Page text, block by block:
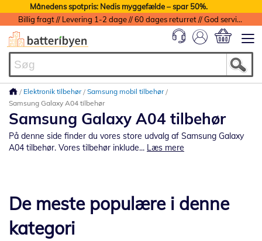
Månedens spotpris: Nedis myggefælde – spar 50%.
Billig fragt // Levering 1-2 dage // 60 dages returret // God service med garanti
Elektronik tilbehør Samsung mobil tilbehør
Samsung Galaxy A04 tilbehør
Samsung Galaxy A04 tilbehør
På denne side finder du vores store udvalg af Samsung Galaxy
A04 tilbehør. Vores tilbehør inklude... Læs mere
De meste populære i denne
kategori